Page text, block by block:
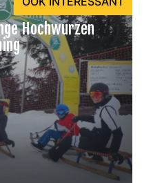
Hochwurzen